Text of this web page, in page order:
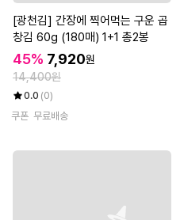
[광천김] 간장에 찍어먹는 구운 곱
창김 60g (180매) 1+1 총2봉
45% 7,920원
14,400원
0.0 (0)
쿠폰 무료배송